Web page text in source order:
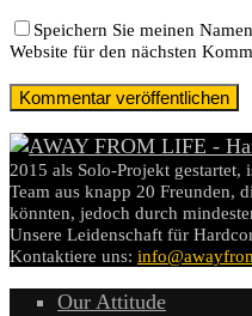
Speichern Sie meinen
Website für den nächsten
2015 als Solo-Projekt gestartet,
Team aus knapp 20 Freunden,
könnten, jedoch durch
Unsere Leidenschaft für
Kontaktiere uns:
Our Attitude